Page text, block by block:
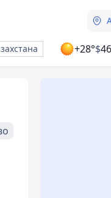
+28°$